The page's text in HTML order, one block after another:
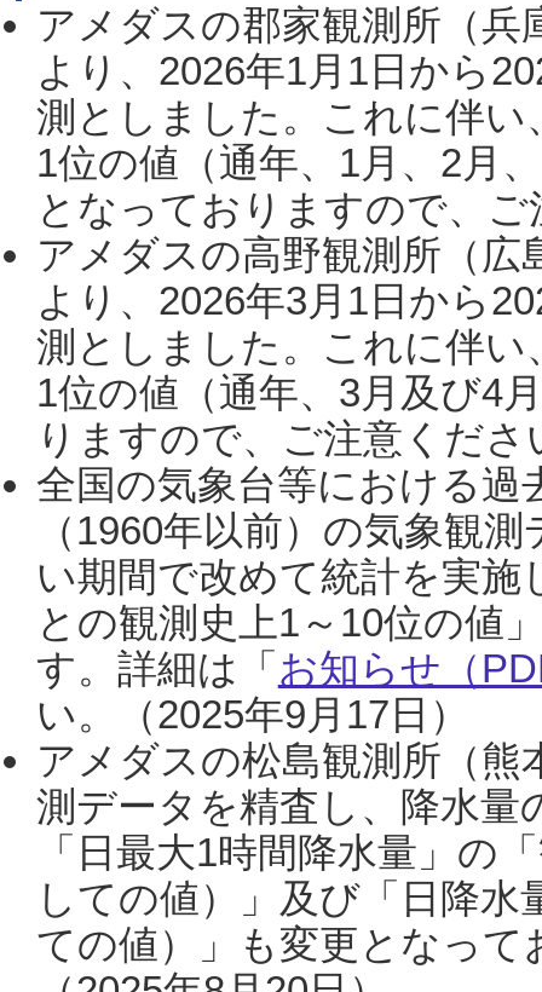
アメダスの郡家観測所（
より、2026年1月1日から
測としました。これに伴い
1位の値（通年、1月、2月
となっておりますので、
アメダスの高野観測所（
より、2026年3月1日から
測としました。これに伴い
1位の値（通年、3月及び4
りますので、ご注意くだ
全国の気象台等における過
（1960年以前）の気象観
い期間で改めて統計を実
との観測史上1～10位の値
す。詳細は「 お知らせ（
い。（2025年9月17日）
アメダスの松島観測所（熊
測データを精査し、降水
「日最大1時間降水量」の
しての値）」及び「日降
ての値）」も変更となっ